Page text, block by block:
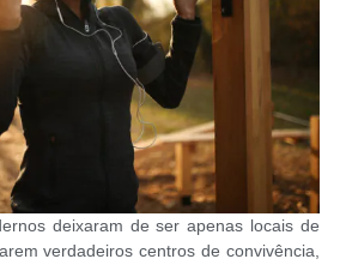
deixaram de ser apenas locais de
verdadeiros centros de convivência,